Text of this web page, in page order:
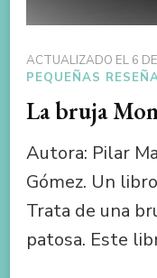
ACTUALIZADO EL 6
PEQUEÑAS
La bruja
Autora: Pilar
Gómez. Un
Trata de una
patosa. Este